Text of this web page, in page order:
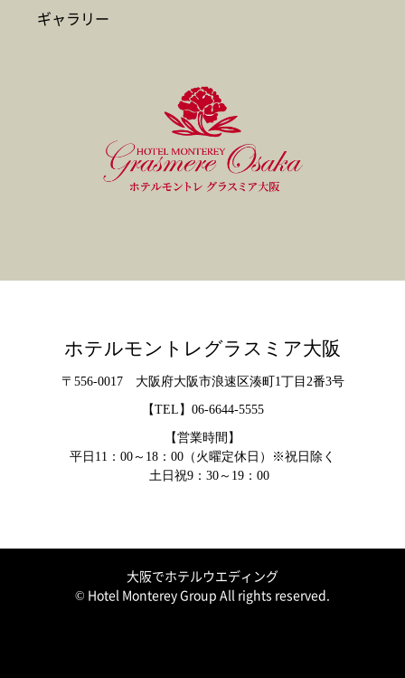
ギャラリー
ホテルモントレグラスミア大阪
〒556-0017 大阪府大阪市浪速区湊町1丁目2番3号
【TEL】 06-6644-5555
【営業時間】
平日11：00～18：00（火曜定休日）※祝日除く
土日祝9：30～19：00
大阪でホテルウエディング
© Hotel Monterey Group All rights reserved.